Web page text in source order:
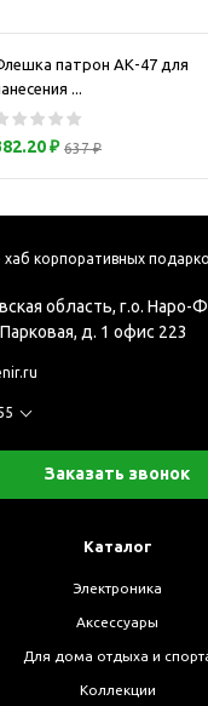
патрон АК-47 для
...
₽ 637 ₽
хаб корпоративных
область, г.о. Наро-
д. 1 офис 223
Заказать звонок
Каталог
Электроника
Аксессуары
Для дома отдыха и
Коллекции